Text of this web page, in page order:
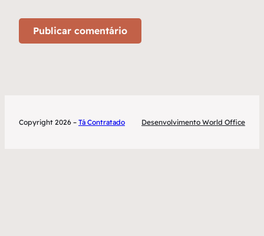
Copyright 2026 – Tá Contratado Desenvolvimento World Office